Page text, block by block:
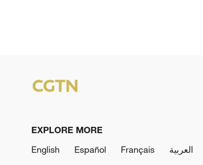
EXPLORE MORE
English
Español Français العربية